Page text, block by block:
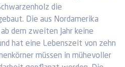
die
Die aus Nordamerika
dem zweiten Jahr keine
hat eine Lebenszeit von zehn
müssen in mühevoller